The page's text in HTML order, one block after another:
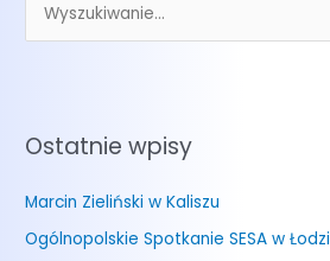
z
a
d
l
Ostatnie wpisy
Marcin Zieliński w Kaliszu
Ogólnopolskie Spotkanie SESA w Łodzi